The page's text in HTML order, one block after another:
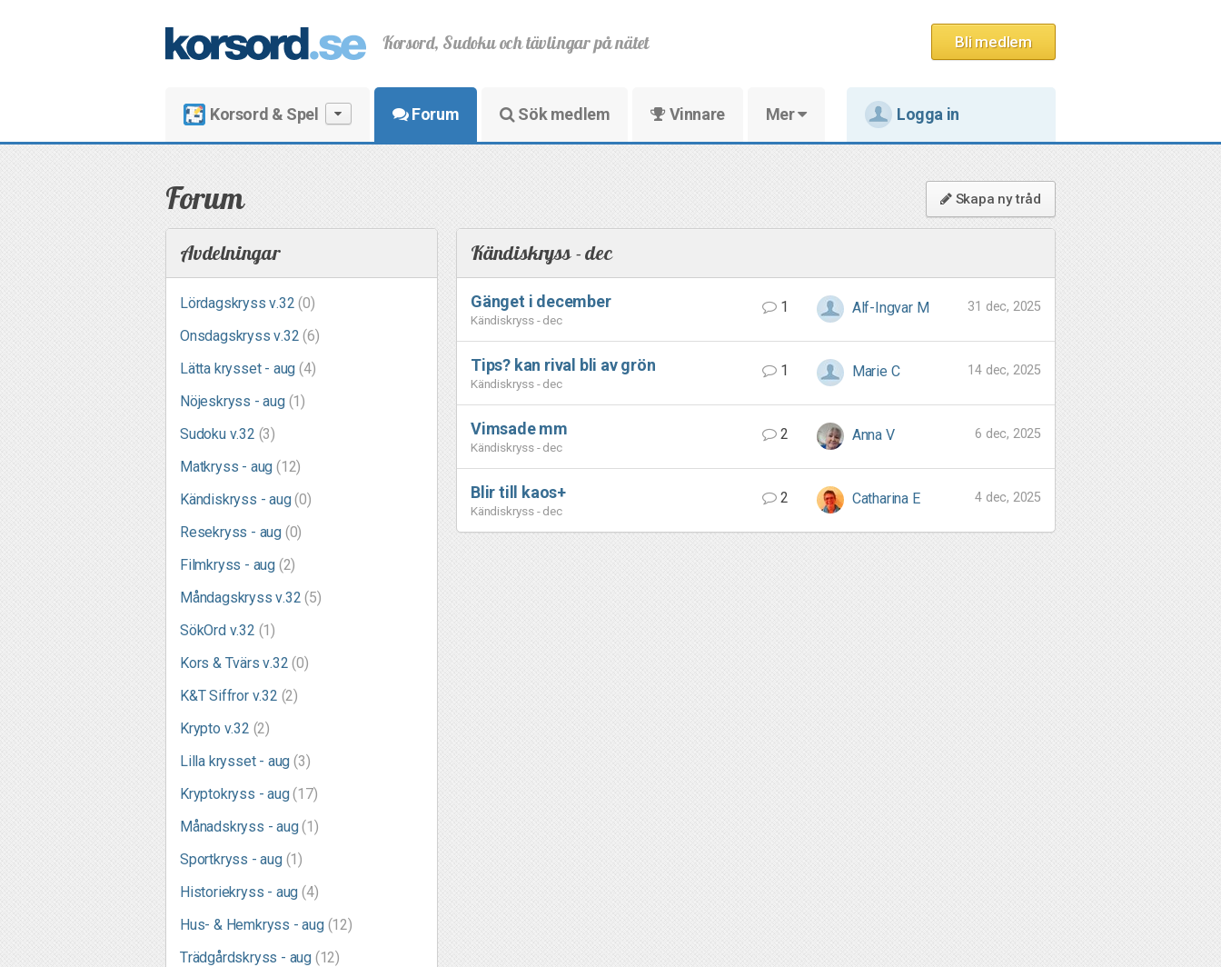
Bli medlem
Korsord, Sudoku och tävlingar på nätet
Korsord & Spel Forum Sök medlem Vinnare Mer Logga in
Skapa ny tråd
Forum
Avdelningar
Lördagskryss v.32(0)
Onsdagskryss v.32(6)
Lätta krysset - aug(4)
Nöjeskryss - aug (1)
Sudoku v.32 (3)
Matkryss - aug(12)
Kändiskryss - aug(0)
Resekryss - aug (0)
Filmkryss - aug (2)
Måndagskryss v.32(5)
SökOrd v.32 (1)
Kors & Tvärs v.32(0)
K&T Siffror v.32 (2)
Krypto v.32 (2)
Lilla krysset - aug(3)
Kryptokryss - aug(17)
Månadskryss - aug(1)
Sportkryss - aug (1)
Historiekryss - aug(4)
Hus- & Hemkryss - aug (12)
Trädgårdskryss - aug (12)
Kändiskryss - dec
Gänget i december
Kändiskryss - dec
1 Alf-Ingvar M 31 dec, 2025
Tips? kan rival bli av grön
Kändiskryss - dec
1 Marie C 14 dec, 2025
Vimsade mm
Kändiskryss - dec
2 Anna V 6 dec, 2025
Blir till kaos+
Kändiskryss - dec
2 Catharina E 4 dec, 2025